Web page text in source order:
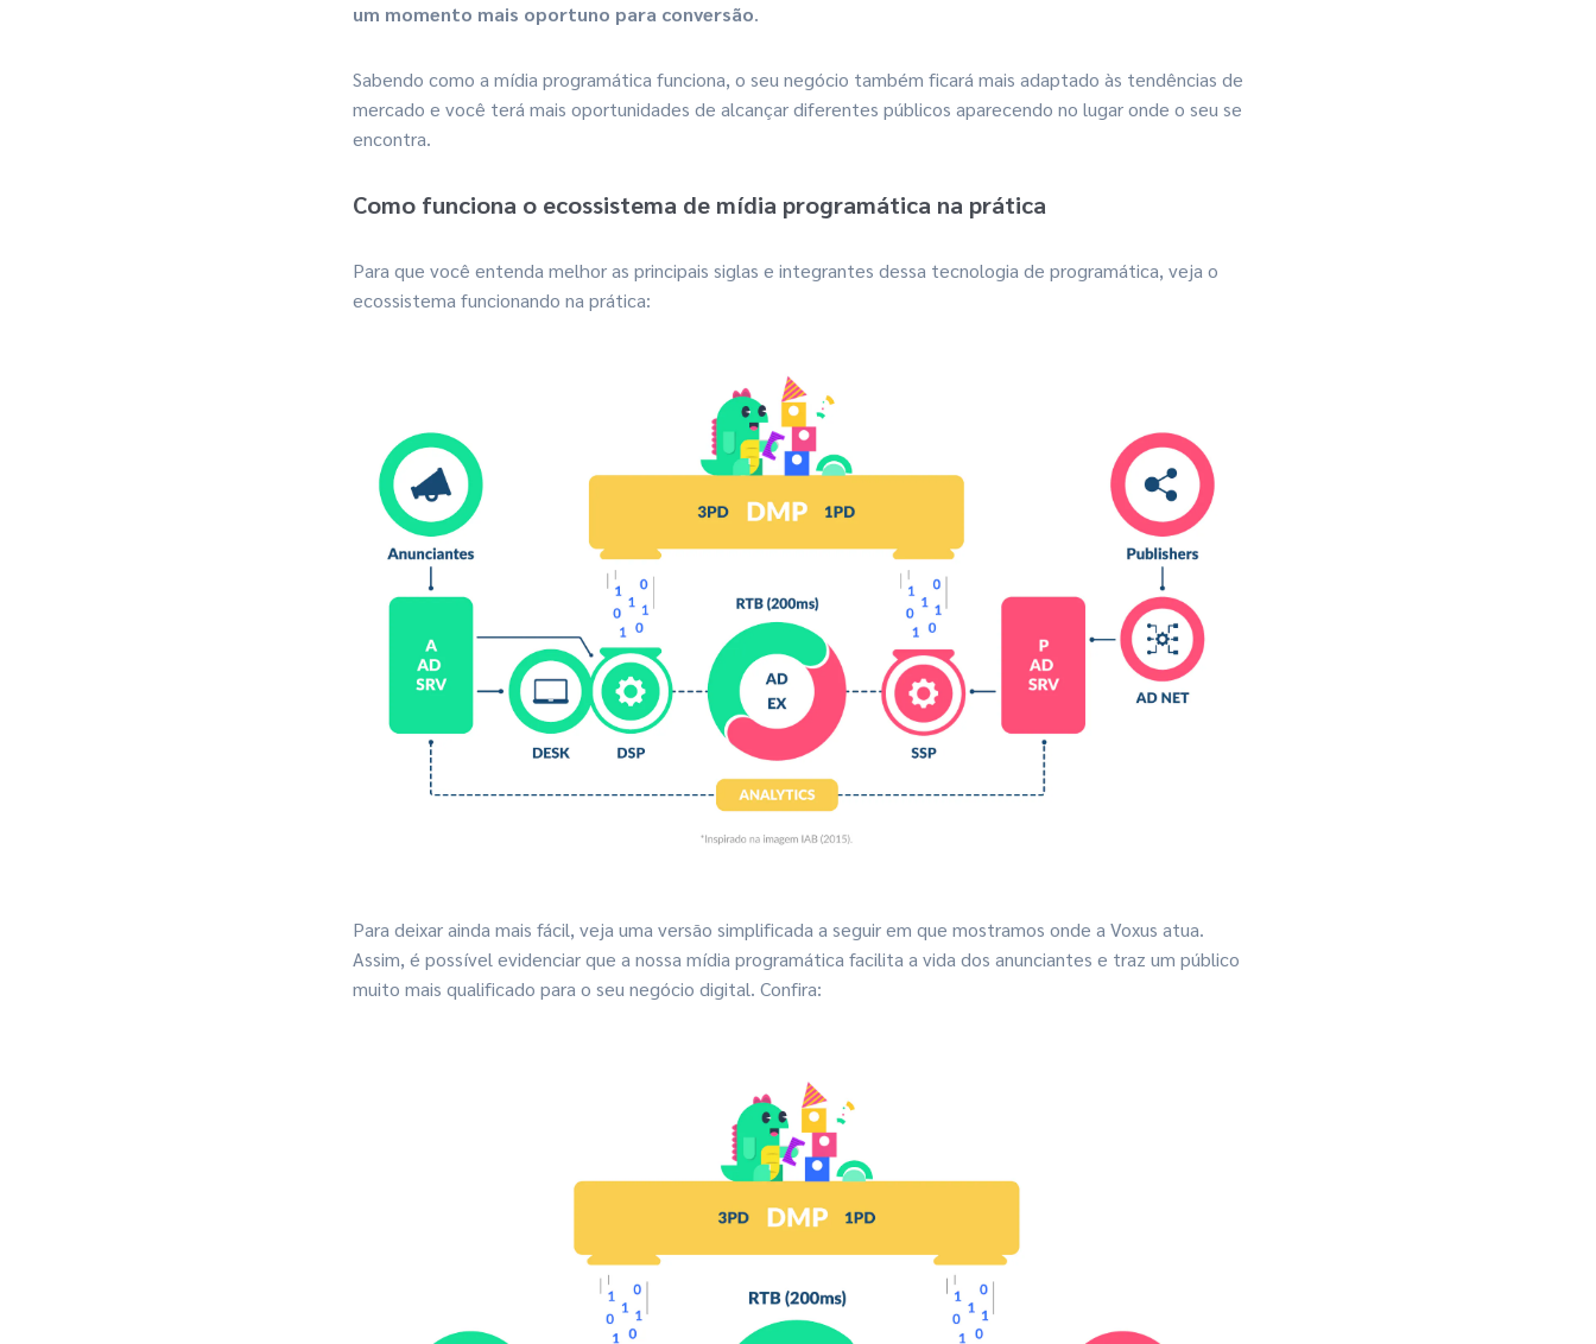
um momento mais oportuno para conversão.
Sabendo como a mídia programática funciona, o seu negócio também ficará mais adaptado às tendências de
mercado e você terá mais oportunidades de alcançar diferentes públicos aparecendo no lugar onde o seu se
encontra.
Como funciona o ecossistema de mídia programática na prática
Para que você entenda melhor as principais siglas e integrantes dessa tecnologia de programática, veja o
ecossistema funcionando na prática:
Para deixar ainda mais fácil, veja uma versão simplificada a seguir em que mostramos onde a Voxus atua.
Assim, é possível evidenciar que a nossa mídia programática facilita a vida dos anunciantes e traz um público
muito mais qualificado para o seu negócio digital. Confira: